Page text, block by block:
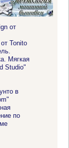
от
Tonito
Мягкая
Studio"
в
по